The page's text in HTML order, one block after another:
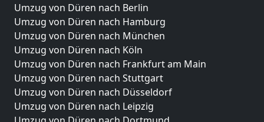
Umzug von Düren nach Berlin
Umzug von Düren nach Hamburg
Umzug von Düren nach München
Umzug von Düren nach Köln
Umzug von Düren nach Frankfurt am Main
Umzug von Düren nach Stuttgart
Umzug von Düren nach Düsseldorf
Umzug von Düren nach Leipzig